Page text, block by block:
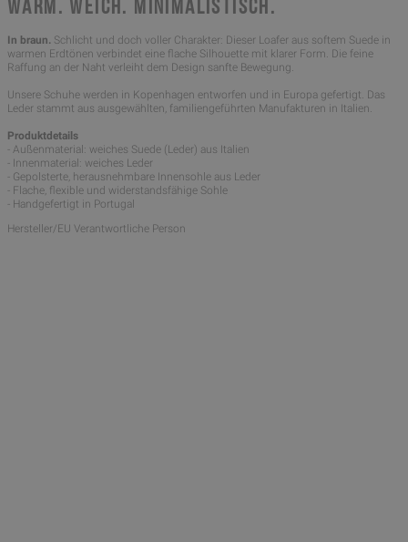
WARM. WEICH. MINIMALISTISCH.
In braun. Schlicht und doch voller Charakter: Dieser Loafer aus softem Suede in
warmen Erdtönen verbindet eine flache Silhouette mit klarer Form. Die feine
Raffung an der Naht verleiht dem Design sanfte Bewegung.
Unsere Schuhe werden in Kopenhagen entworfen und in Europa gefertigt. Das
Leder stammt aus ausgewählten, familiengeführten Manufakturen in Italien.
Produktdetails
- Außenmaterial: weiches Suede (Leder) aus Italien
- Innenmaterial: weiches Leder
- Gepolsterte, herausnehmbare Innensohle aus Leder
- Flache, flexible und widerstandsfähige Sohle
- Handgefertigt in Portugal
Hersteller/EU Verantwortliche Person